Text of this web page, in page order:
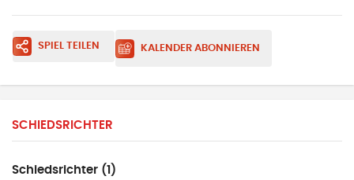
SPIEL TEILEN KALENDER ABONNIEREN
SCHIEDSRICHTER
Schiedsrichter (1)